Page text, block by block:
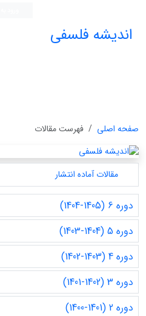
اندیشه فلسفی
صفحه اصلی فهرست مقالات
مقالات آماده انتشار
دوره 6 (1405-1404)
دوره 5 (1404-1403)
دوره 4 (1403-1402)
دوره 3 (1402-1401)
دوره 2 (1401-1400)